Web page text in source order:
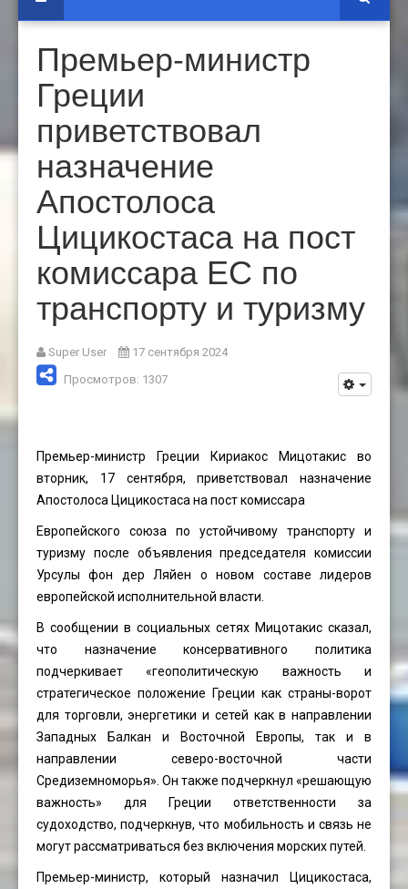
Премьер-министр
Греции
приветствовал
назначение
Апостолоса
Цицикостаса на пост
комиссара ЕС по
транспорту и туризму
Super User
17 сентября 2024
Просмотров: 1307
Премьер-министр Греции Кириакос Мицотакис во
вторник, 17 сентября, приветствовал назначение
Апостолоса Цицикостаса на пост комиссара
Европейского союза по устойчивому транспорту и
туризму после объявления председателя комиссии
Урсулы фон дер Ляйен о новом составе лидеров
европейской исполнительной власти.
В сообщении в социальных сетях Мицотакис сказал,
что назначение консервативного политика
подчеркивает «геополитическую важность и
стратегическое положение Греции как страны-ворот
для торговли, энергетики и сетей как в направлении
Западных Балкан и Восточной Европы, так и в
направлении северо-восточной части
Средиземноморья». Он также подчеркнул «решающую
важность» для Греции ответственности за
судоходство, подчеркнув, что мобильность и связь не
могут рассматриваться без включения морских путей.
Премьер-министр, который назначил Цицикостаса,